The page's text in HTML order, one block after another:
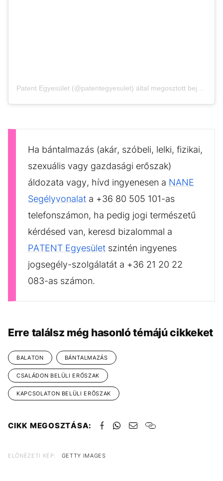
Patent Egyesület (@patentegyesulet) által megosztott bejegyzés
Ha bántalmazás (akár, szóbeli, lelki, fizikai,
szexuális vagy gazdasági erőszak)
áldozata vagy, hívd ingyenesen a NANE
Segélyvonalat a +36 80 505 101-as
telefonszámon, ha pedig jogi természetű
kérdésed van, keresd bizalommal a
PATENT Egyesület szintén ingyenes
jogsegély-szolgálatát a +36 21 20 22
083-as számon.
Erre találsz még hasonló témájú cikkeket
BALATON BÁNTALMAZÁS
CSALÁDON BELÜLI ERŐSZAK
KAPCSOLATON BELÜLI ERŐSZAK
CIKK MEGOSZTÁSA:
ELŐNÉZETI KÉP: GETTY IMAGES